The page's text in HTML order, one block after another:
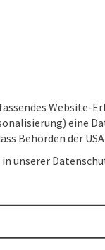
Website-
eine
Behörden der
unserer